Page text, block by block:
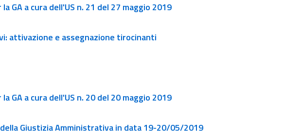
GA a cura dell'US n. 21 del 27 maggio 2019
attivazione e assegnazione tirocinanti
GA a cura dell'US n. 20 del 20 maggio 2019
Giustizia Amministrativa in data 19-20/05/2019